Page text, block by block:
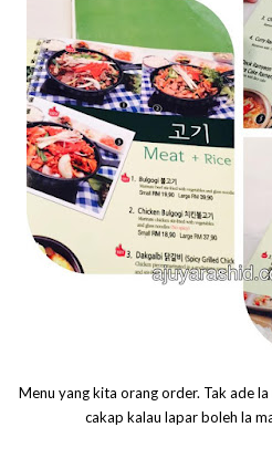
Menu yang kita orang order. Tak ade
cakap kalau lapar boleh la